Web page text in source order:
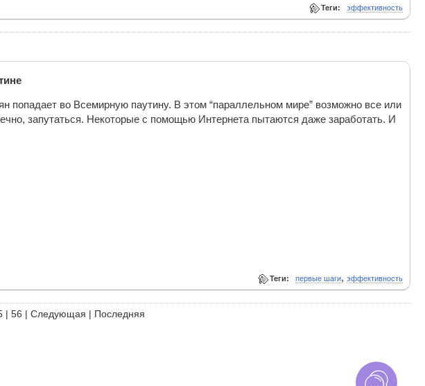
Теги: эффективность
попадает во Всемирную паутину. В этом “параллельном мире” возможно все или
запутаться. Некоторые с помощью Интернета пытаются даже заработать. И
Теги: первые шаги, эффективность
| 56 | Следующая | Последняя